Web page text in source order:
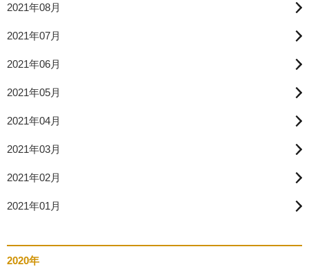
2021年08月
2021年07月
2021年06月
2021年05月
2021年04月
2021年03月
2021年02月
2021年01月
2020年